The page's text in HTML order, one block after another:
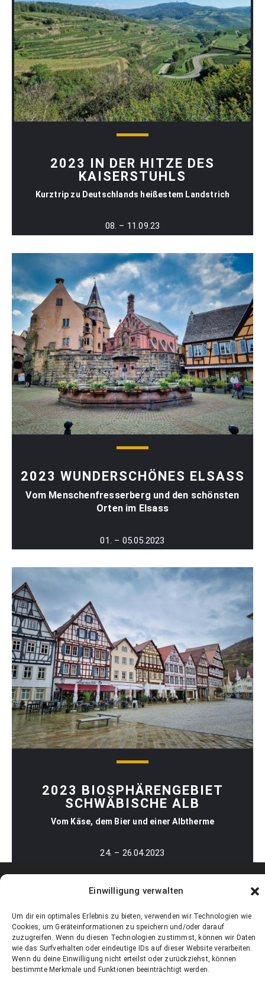
Einwilligung verwalten
Um dir ein optimales Erlebnis zu bieten, verwenden wir Technologien wie
Cookies, um Geräteinformationen zu speichern und/oder darauf
zuzugreifen. Wenn du diesen Technologien zustimmst, können wir Daten
wie das Surfverhalten oder eindeutige IDs auf dieser Website verarbeiten.
Wenn du deine Einwilligung nicht erteilst oder zurückziehst, können
bestimmte Merkmale und Funktionen beeinträchtigt werden.
2023 IN DER HITZE DES
KAISERSTUHLS
Kurztrip zu Deutschlands heißestem Landstrich
08. – 11.09.23
2023 WUNDERSCHÖNES ELSASS
Vom Menschenfresserberg und den schönsten
Orten im Elsass
01. – 05.05.2023
2023 BIOSPHÄRENGEBIET
SCHWÄBISCHE ALB
Vom Käse, dem Bier und einer Albtherme
24. – 26.04.2023